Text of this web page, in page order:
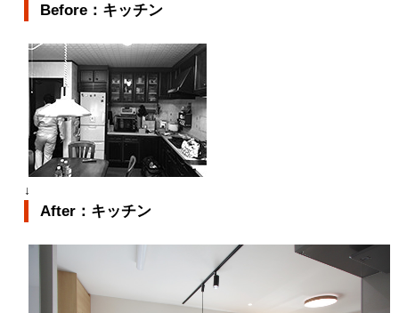
Before：キッチン
↓
After：キッチン